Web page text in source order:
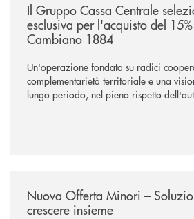
Il Gruppo Cassa Centrale
esclusiva per l'acquisto del
Cambiano 1884
Un'operazione fondata su radici
complementarietà territoriale e una
lungo periodo, nel pieno rispetto
negoziazione esclusiva per la
Nuova Offerta Minori –
crescere insieme